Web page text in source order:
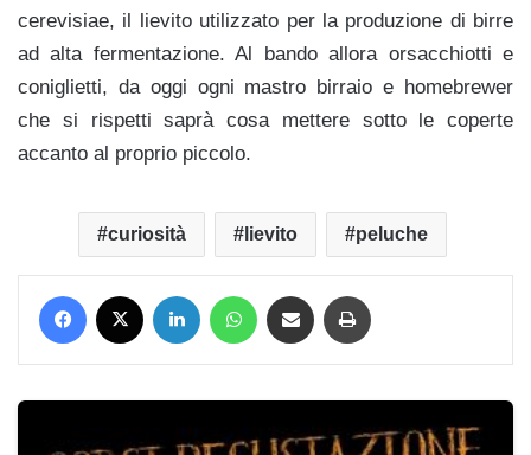
cerevisiae, il lievito utilizzato per la produzione di birre
ad alta fermentazione. Al bando allora orsacchiotti e
coniglietti, da oggi ogni mastro birraio e homebrewer
che si rispetti saprà cosa mettere sotto le coperte
accanto al proprio piccolo.
curiosità lievito peluche
Facebook LinkedIn WhatsApp Condividi via mail